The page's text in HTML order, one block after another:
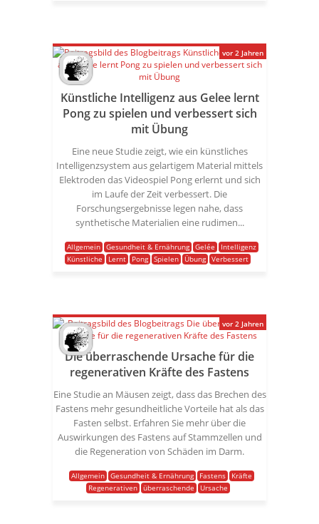
Künstliche Intelligenz aus Gelee lernt
Pong zu spielen und verbessert sich
mit Übung
Eine neue Studie zeigt, wie ein künstliches
Intelligenzsystem aus gelartigem Material mittels
Elektroden das Videospiel Pong erlernt und sich
im Laufe der Zeit verbessert. Die
Forschungsergebnisse legen nahe, dass
synthetische Materialien eine rudimen...
Allgemein Gesundheit & Ernährung Gelée
Intelligenz
Künstliche
Lernt Pong Spielen Übung Verbessert
vor 2 Jahren
Die überraschende Ursache für die
regenerativen Kräfte des Fastens
Eine Studie an Mäusen zeigt, dass das Brechen des
Fastens mehr gesundheitliche Vorteile hat als das
Fasten selbst. Erfahren Sie mehr über die
Auswirkungen des Fastens auf Stammzellen und
die Regeneration von Schäden im Darm.
Allgemein Gesundheit & Ernährung Fastens
Kräfte
Regenerativen
überraschende Ursache
vor 2 Jahren